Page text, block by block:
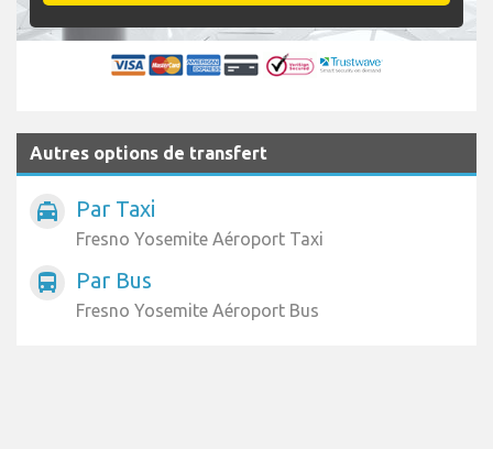
Autres options de transfert
local_taxi Par Taxi
Fresno Yosemite Aéroport Taxi
directions_bus Par Bus
Fresno Yosemite Aéroport Bus